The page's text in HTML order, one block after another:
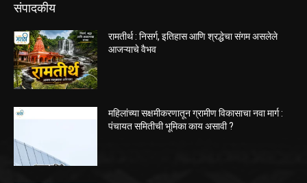
संपादकीय
रामतीर्थ : निसर्ग, इतिहास आणि श्रद्धेचा संगम असलेले
आजऱ्याचे वैभव
महिलांच्या सक्षमीकरणातून ग्रामीण विकासाचा नवा मार्ग :
पंचायत समितीची भूमिका काय असावी ?